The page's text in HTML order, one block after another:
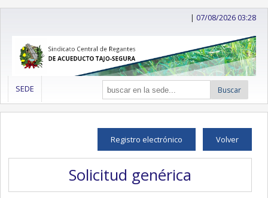
|07/08/2026 03:28
SEDE Buscar
Volver
Registro electrónico
Solicitud genérica